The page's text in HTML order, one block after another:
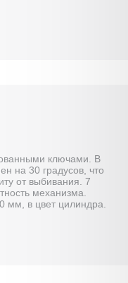
ключами. В
на 30 градусов, что
от выбивания. 7
механизма.
мм, в цвет цилиндра.